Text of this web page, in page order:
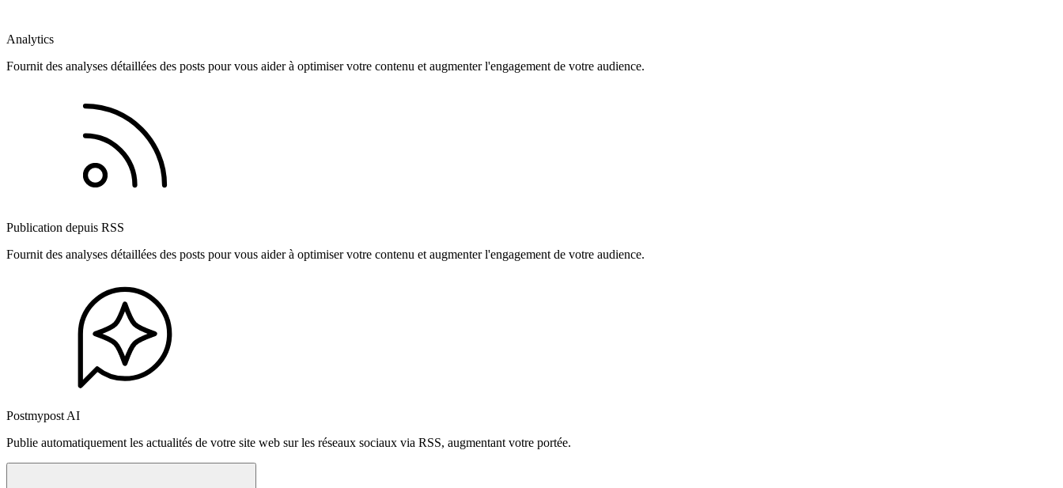
Analytics
Fournit des analyses détaillées des posts pour vous aider à optimiser votre contenu et augmenter l'engagement de votre audience.
Publication depuis RSS
Fournit des analyses détaillées des posts pour vous aider à optimiser votre contenu et augmenter l'engagement de votre audience.
Postmypost AI
Publie automatiquement les actualités de votre site web sur les réseaux sociaux via RSS, augmentant votre portée.